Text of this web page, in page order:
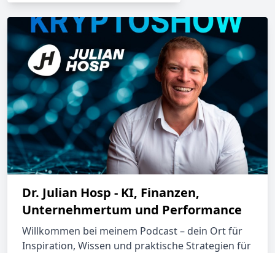
Dr. Julian Hosp - KI, Finanzen,
Unternehmertum und Performance
Willkommen bei meinem Podcast – dein Ort für
Inspiration, Wissen und praktische Strategien für